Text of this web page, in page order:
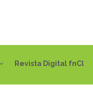
Revista Digital fnCl